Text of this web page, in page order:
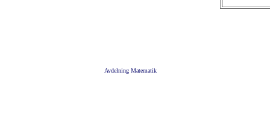
Avdelning Matematik